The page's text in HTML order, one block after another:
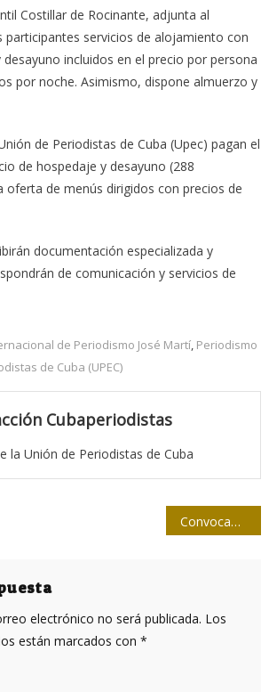
Costillar de Rocinante, adjunta al
servicios de alojamiento con
incluidos en el precio por persona
por noche. Asimismo, dispone almuerzo y
de Periodistas de Cuba (Upec) pagan el
de hospedaje y desayuno (288
oferta de menús dirigidos con precios de
documentación especializada y
de comunicación y servicios de
de Periodismo José Martí, Periodismo
de Cuba (UPEC)
Cubaperiodistas
la Unión de Periodistas de Cuba
Convocan a Simposio sobre la vigencia de la Doctrina Monroe 200 años después
electrónico no será publicada. Los
están marcados con *